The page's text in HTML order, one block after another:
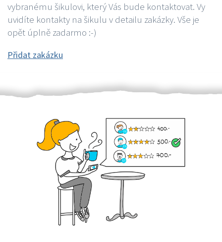
vybranému šikulovi, který Vás bude kontaktovat. Vy
uvidíte kontakty na šikulu v detailu zakázky. Vše je
opět úplně zadarmo :-)
Přidat zakázku